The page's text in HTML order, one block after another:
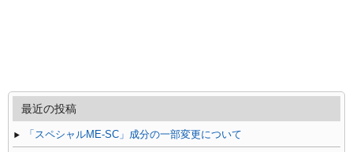
最近の投稿
「スペシャルME-SC」成分の一部変更について